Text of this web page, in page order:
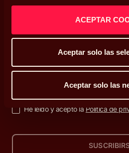
ACEPTAR
Aceptar solo las
Aceptar solo las
Decisiones que enriquecen
Suscríbete a nuestra newsletter
He leído y acepto la Política de